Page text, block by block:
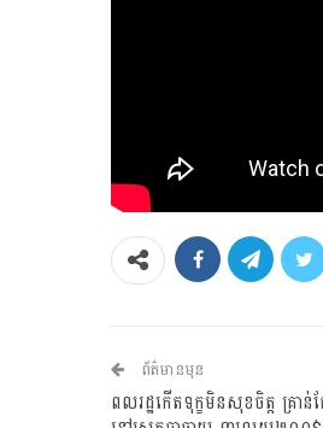
ព័ត៌មានមុន
ពលរដ្ឋកើតទុក្ខមិនសុខចិត្ត គ្រា